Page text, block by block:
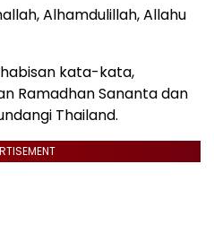
Alhamdulillah, Allahu
kata-kata,
Ramadhan Sananta dan
Thailand.